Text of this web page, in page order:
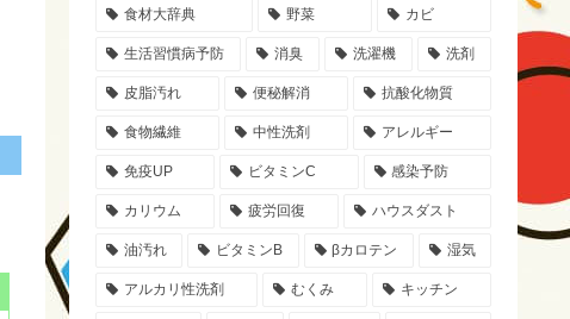
食材大辞典 野菜 カビ
生活習慣病予防 消臭 洗濯機 洗剤
皮脂汚れ 便秘解消 抗酸化物質
食物繊維 中性洗剤 アレルギー
免疫UP ビタミンC 感染予防
カリウム 疲労回復 ハウスダスト
油汚れ ビタミンB βカロテン 湿気
アルカリ性洗剤 むくみ キッチン